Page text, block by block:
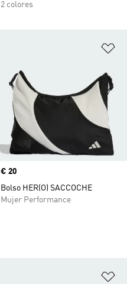
2 colores
Precio
€ 20
Bolso HER(O) SACCOCHE
Mujer Performance